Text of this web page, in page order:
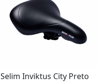
Selim Inviktus City Preto